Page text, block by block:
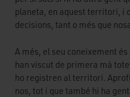
planeta, en aquest territori, i
decisions, tant o més que
A més, el seu coneixement
han viscut de primera mà
ho registren al territori.
nos, tot i que també hi ha